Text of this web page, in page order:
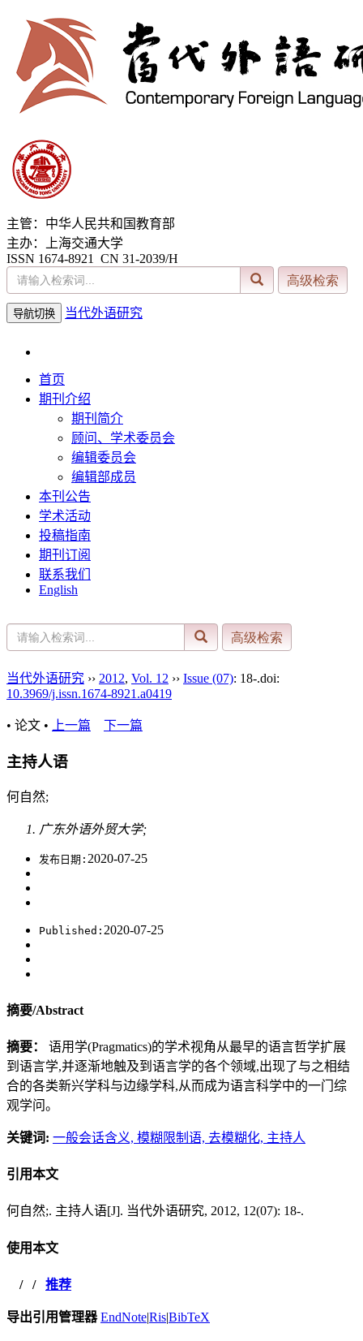
主管：中华人民共和国教育部
主办：上海交通大学
ISSN 1674-8921 CN 31-2039/H
导航切换 当代外语研究
首页
期刊介绍
期刊简介
顾问、学术委员会
编辑委员会
编辑部成员
本刊公告
学术活动
投稿指南
期刊订阅
联系我们
English
当代外语研究 ›› 2012, Vol. 12 ›› Issue (07): 18-.doi:
10.3969/j.issn.1674-8921.a0419
• 论文 • 上一篇 下一篇
主持人语
何自然;
广东外语外贸大学;
发布日期: 2020-07-25
Published: 2020-07-25
摘要/Abstract
摘要： 语用学(Pragmatics)的学术视角从最早的语言哲学扩展
到语言学,并逐渐地触及到语言学的各个领域,出现了与之相结
合的各类新兴学科与边缘学科,从而成为语言科学中的一门综
观学问。
关键词: 一般会话含义, 模糊限制语, 去模糊化, 主持人
引用本文
何自然;. 主持人语[J]. 当代外语研究, 2012, 12(07): 18-.
使用本文
/ / 推荐
导出引用管理器 EndNote|Ris|BibTeX